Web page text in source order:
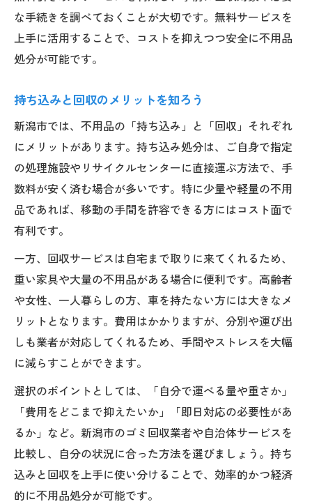
な手続きを調べておくことが大切です。無料サービスを
上手に活用することで、コストを抑えつつ安全に不用品
処分が可能です。
持ち込みと回収のメリットを知ろう
新潟市では、不用品の「持ち込み」と「回収」それぞれ
にメリットがあります。持ち込み処分は、ご自身で指定
の処理施設やリサイクルセンターに直接運ぶ方法で、手
数料が安く済む場合が多いです。特に少量や軽量の不用
品であれば、移動の手間を許容できる方にはコスト面で
有利です。
一方、回収サービスは自宅まで取りに来てくれるため、
重い家具や大量の不用品がある場合に便利です。高齢者
や女性、一人暮らしの方、車を持たない方には大きなメ
リットとなります。費用はかかりますが、分別や運び出
しも業者が対応してくれるため、手間やストレスを大幅
に減らすことができます。
選択のポイントとしては、「自分で運べる量や重さか」
「費用をどこまで抑えたいか」「即日対応の必要性があ
るか」など。新潟市のゴミ回収業者や自治体サービスを
比較し、自分の状況に合った方法を選びましょう。持ち
込みと回収を上手に使い分けることで、効率的かつ経済
的に不用品処分が可能です。